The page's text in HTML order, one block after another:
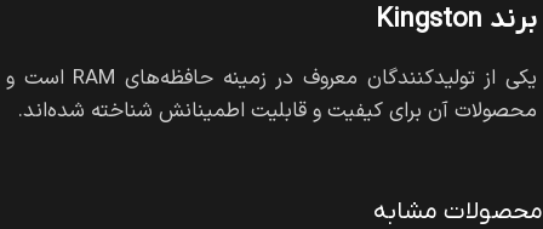
برند Kingston
یکی از تولیدکنندگان معروف در زمینه حافظه‌های RAM است و
محصولات آن برای کیفیت و قابلیت اطمینانش شناخته شده‌اند.
محصولات مشابه